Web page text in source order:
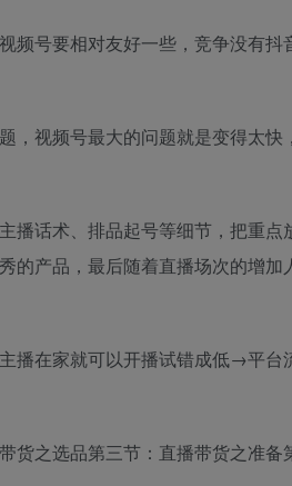
频号要相对友好一些，竞争没有
，视频号最大的问题就是变得太
播话术、排品起号等细节，把重
的产品，最后随着直播场次的增
在家就可以开播试错成低→平
货之选品第三节：直播带货之准